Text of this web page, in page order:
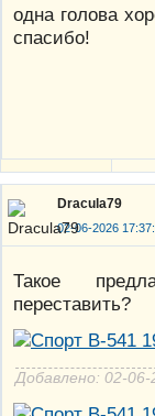
одна голова
спасибо!
Dracula79
02-06-2026
Такое
переставить?
Добавлено: 02-